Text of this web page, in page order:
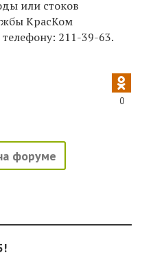
или стоков
КрасКом
211-39-63.
0
форуме